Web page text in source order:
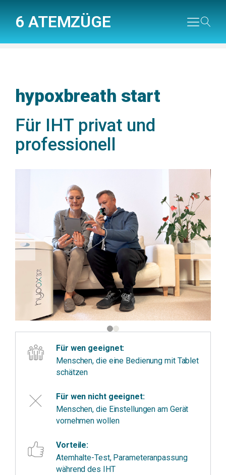
6 ATEMZÜGE
hypoxbreath start
Für IHT privat und
professionell
Für wen geeignet:
Menschen, die eine Bedienung mit Tablet
schätzen
Für wen nicht geeignet:
Menschen, die Einstellungen am Gerät
vornehmen wollen
Vorteile:
Atemhalte-Test, Parameteranpassung
während des IHT